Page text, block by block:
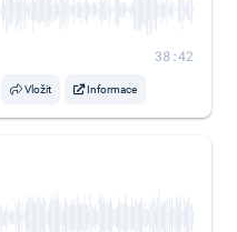
38:42
Vložit Informace